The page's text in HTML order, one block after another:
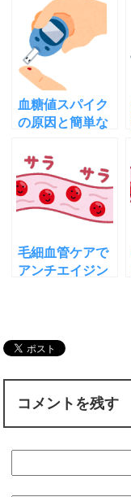
し！新常識はこ
れだ！
血糖値スパイク
の原因と簡単な
分でできる対策
３つ
毛細血管ケアで
アンチエイジン
コメントを残す